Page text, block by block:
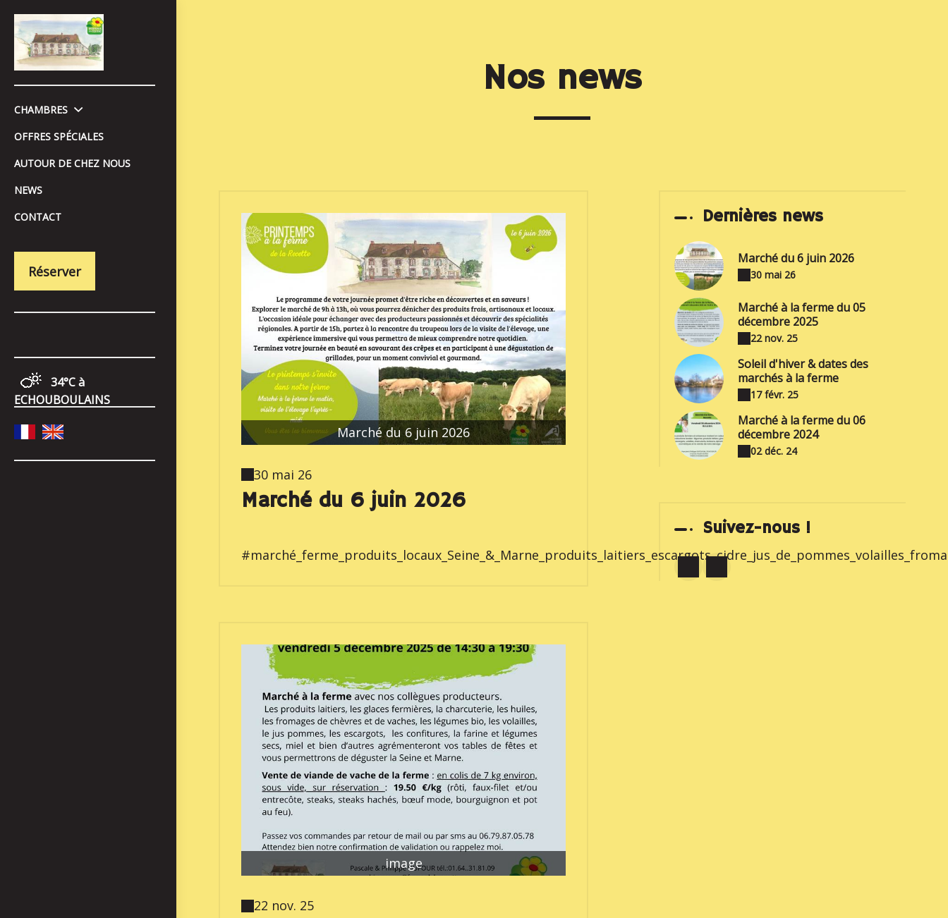
CHAMBRES
OFFRES SPÉCIALES
AUTOUR DE CHEZ NOUS
NEWS
CONTACT
Réserver
34°Cà
ECHOUBOULAINS
Nos news
Marché du 6 juin 2026
30 mai 26
Marché du 6 juin 2026
image
22 nov. 25
Dernières news
Marché du 6 juin 2026
30 mai 26
Marché à la ferme du 05
décembre 2025
22 nov. 25
Soleil d'hiver & dates des
marchés à la ferme
17 févr. 25
Marché à la ferme du 06
décembre 2024
02 déc. 24
Suivez-nous !